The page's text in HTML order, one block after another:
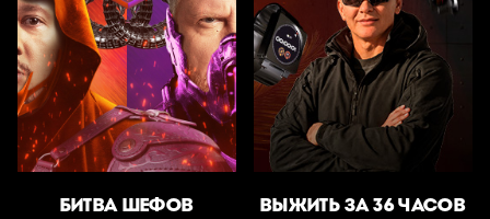
БИТВА ШЕФОВ
ВЫЖИТЬ ЗА 36 ЧАСОВ